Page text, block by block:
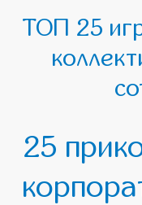
ТОП 25
25 прикольных игр на